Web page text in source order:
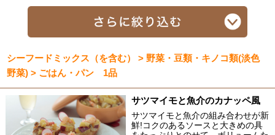
シーフードミックス（を含む） > 野菜・豆類・キノコ類(淡色
野菜) > ごはん・パン 1品
サツマイモと魚介のカナッペ風
サツマイモと魚介の組み合わせが新
鮮!コクのあるソースと大きめの具